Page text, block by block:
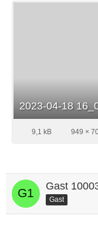
2023-04-18
9,1 kB 949 ×
Gast
Gast